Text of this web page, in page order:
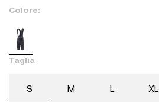
originale
era:
€149,00.
attuale
è:
€44,70.
Colore:
Taglia
S M L XL